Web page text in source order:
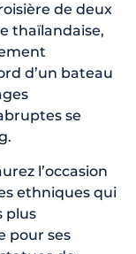
de deux
thaïlandaise,
d’un bateau
se
l’occasion
ethniques qui
plus
pour ses